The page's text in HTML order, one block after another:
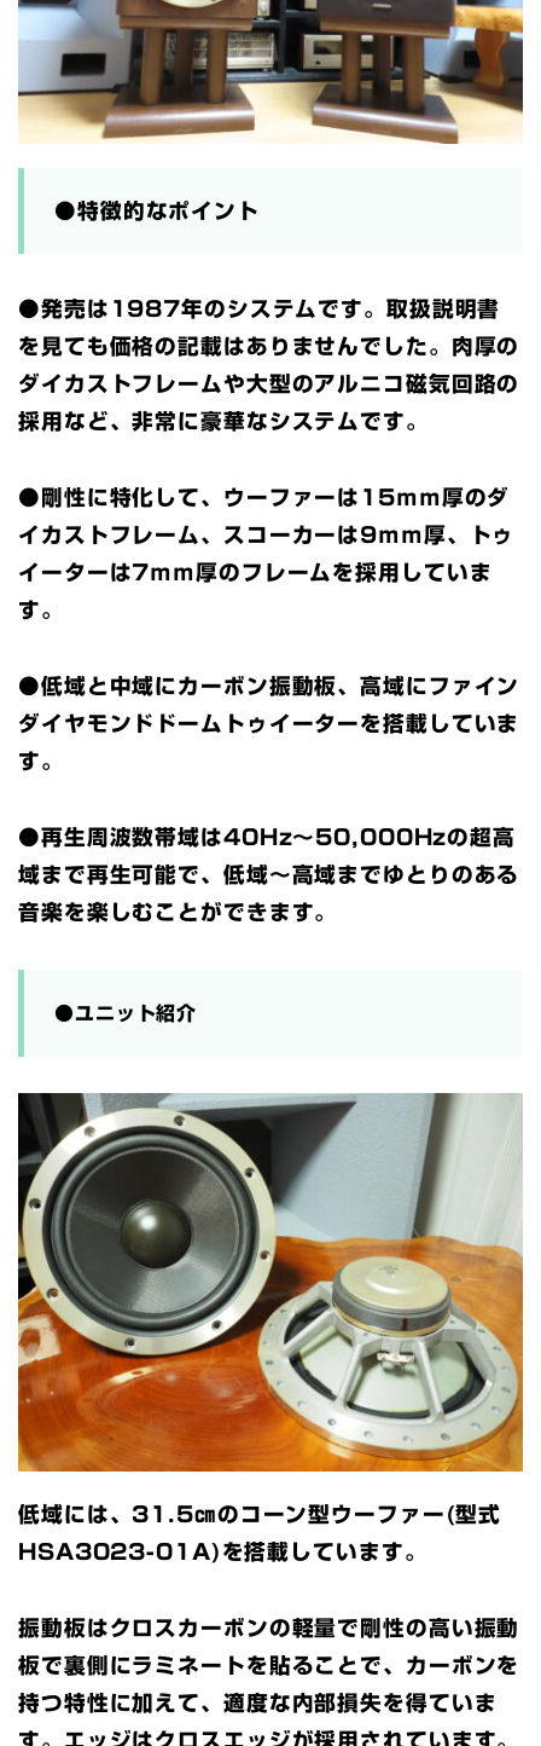
●特徴的なポイント
●発売は1987年のシステムです。取扱説明書
を見ても価格の記載はありませんでした。肉厚の
ダイカストフレームや大型のアルニコ磁気回路の
採用など、非常に豪華なシステムです。
●剛性に特化して、ウーファーは15ｍｍ厚のダ
イカストフレーム、スコーカーは9ｍｍ厚、トゥ
イーターは7ｍｍ厚のフレームを採用していま
す。
●低域と中域にカーボン振動板、高域にファイン
ダイヤモンドドームトゥイーターを搭載していま
す。
●再生周波数帯域は40Hz～50,000Hzの超高
域まで再生可能で、低域～高域までゆとりのある
音楽を楽しむことができます。
●ユニット紹介
低域には、31.5㎝のコーン型ウーファー(型式
HSA3023-01A)を搭載しています。
振動板はクロスカーボンの軽量で剛性の高い振動
板で裏側にラミネートを貼ることで、カーボンを
持つ特性に加えて、適度な内部損失を得ていま
す。エッジはクロスエッジが採用されています。